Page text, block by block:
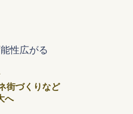
性広がる
街づくりなど
へ